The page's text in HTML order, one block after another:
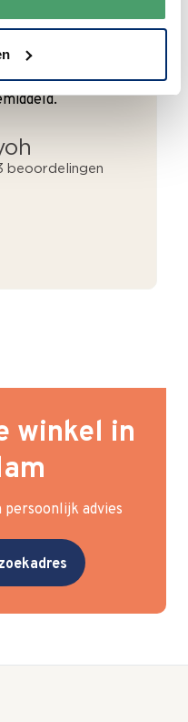
van Onze
winkel in
advies